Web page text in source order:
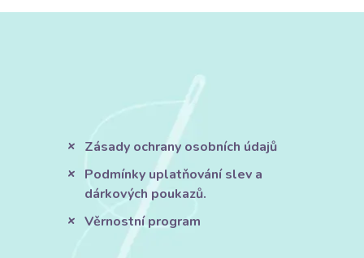
Zásady ochrany osobních údajů
Podmínky uplatňování slev a
dárkových poukazů.
Věrnostní program